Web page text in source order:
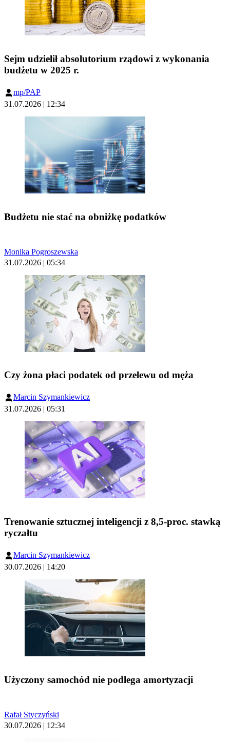
Sejm udzielił absolutorium rządowi z wykonania
budżetu w 2025 r.
mp/PAP
31.07.2026 | 12:34
Budżetu nie stać na obniżkę podatków
Monika Pogroszewska
31.07.2026 | 05:34
Czy żona płaci podatek od przelewu od męża
Marcin Szymankiewicz
31.07.2026 | 05:31
Trenowanie sztucznej inteligencji z 8,5-proc. stawką
ryczałtu
Marcin Szymankiewicz
30.07.2026 | 14:20
Użyczony samochód nie podlega amortyzacji
Rafał Styczyński
30.07.2026 | 12:34